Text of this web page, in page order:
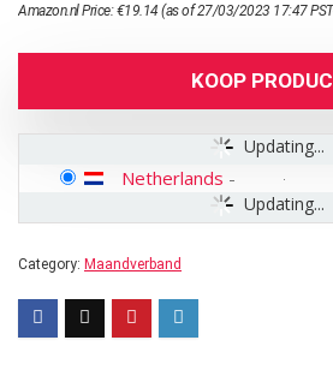
Amazon.nl Price:€19.14 (as of 27/03/2023 17:47
KOOP
Updating...
Updating...
Netherlands -
Category: Maandverband